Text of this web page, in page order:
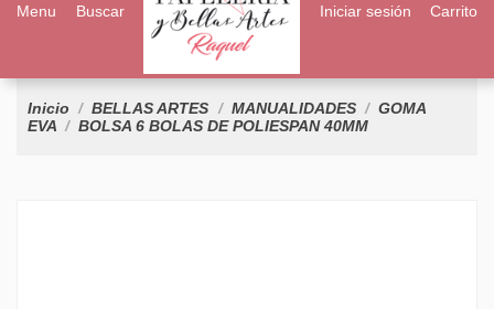
Menu Buscar Iniciar sesión Carrito
Inicio BELLAS ARTES MANUALIDADES
GOMA
EVA
BOLSA 6 BOLAS DE POLIESPAN 40MM